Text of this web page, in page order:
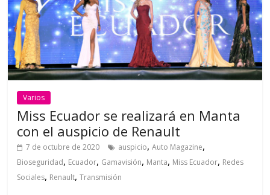
Varios
Miss Ecuador se realizará en Manta
con el auspicio de Renault
7 de octubre de 2020 auspicio,Auto Magazine,
Bioseguridad, Ecuador, Gamavisión, Manta, Miss Ecuador, Redes
Sociales, Renault,Transmisión